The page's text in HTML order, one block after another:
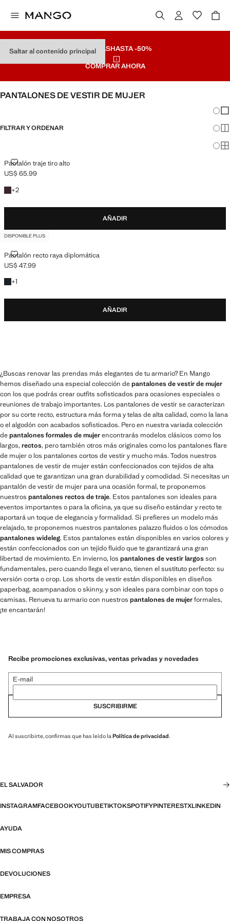
Saltar al contenido principal
REBAJASHASTA -50%
COMPRAR AHORA
PANTALONES DE VESTIR DE MUJER
FILTRAR Y ORDENAR
Pantalón traje tiro alto
PANTALÓN TRAJE TIRO ALTO
Precio actual [US$ 65.99 ]
US$ 65.99
+2
+1 colores
AÑADIR
DISPONIBLE PLUS
Pantalón recto raya diplomática
PANTALÓN RECTO RAYA DIPLOMÁTICA
Precio actual [US$ 47.99 ]
US$ 47.99
+1
+1 color
AÑADIR
¿Buscas renovar las prendas más elegantes de tu armario? En Mango
hemos diseñado una especial colección depantalones de vestir de mujer
con los que podrás crear outfits sofisticados para ocasiones especiales o
reuniones de trabajo importantes. Los pantalones de vestir se caracterizan
por su corte recto, estructura más forma y telas de alta calidad, como la lana
o el algodón con acabados sofisticados. Pero en nuestra variada colección
depantalones formales de mujerencontrarás modelos clásicos como los
largos, rectos, pero también otros más originales como los pantalones flare
de mujer o los pantalones cortos de vestir y mucho más. Todos nuestros
pantalones de vestir de mujer están confeccionados con tejidos de alta
calidad que te garantizan una gran durabilidad y comodidad. Si necesitas un
pantalón de vestir de mujer para una ocasión formal, te proponemos
nuestros pantalones rectos de traje. Estos pantalones son ideales para
eventos importantes o para la oficina, ya que su diseño estándar y recto te
aportará un toque de elegancia y formalidad. Si prefieres un modelo más
relajado, te proponemos nuestros pantalones palazzo fluidos o los cómodos
pantalones wideleg. Estos pantalones están disponibles en varios colores y
están confeccionados con un tejido fluido que te garantizará una gran
libertad de movimiento. En invierno, los pantalones de vestir largosson
fundamentales, pero cuando llega el verano, tienen el sustituto perfecto: su
versión corta o crop. Los shorts de vestir están disponibles en diseños
paperbag, acampanados o skinny, y son ideales para combinar con tops o
camisas. Renueva tu armario con nuestros pantalones de mujerformales,
¡te encantarán!
Recibe promociones exclusivas, ventas privadas y novedades
E-mail
SUSCRIBIRME
Al suscribirte, confirmas que has leído la Política de privacidad.
EL SALVADOR
INSTAGRAMFACEBOOKYOUTUBETIKTOKSPOTIFYPINTERESTXLINKEDIN
AYUDA
MIS COMPRAS
DEVOLUCIONES
EMPRESA
TRABAJA CON NOSOTROS